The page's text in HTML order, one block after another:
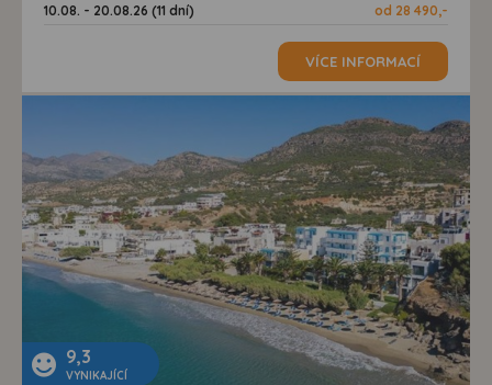
10.08. - 20.08.26 (11 dní)
od 28 490,-
VÍCE INFORMACÍ
9,3
VYNIKAJÍCÍ